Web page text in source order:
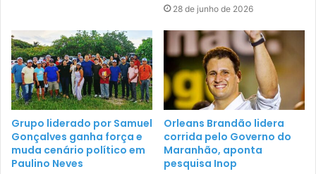
28 de junho de 2026
Grupo liderado por Samuel
Gonçalves ganha força e
muda cenário político em
Paulino Neves
Orleans Brandão lidera
corrida pelo Governo do
Maranhão, aponta
pesquisa Inop